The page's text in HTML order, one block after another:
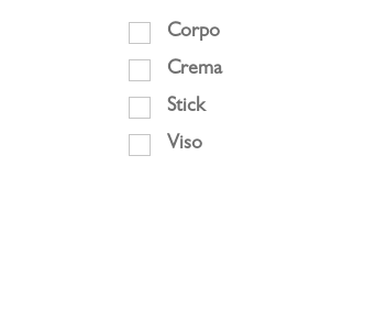
Corpo
Crema
Stick
Viso